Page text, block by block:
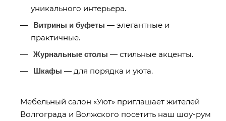
уникального интерьера.
Витрины и буфеты — элегантные и
практичные.
Журнальные столы — стильные акценты.
Шкафы — для порядка и уюта.
Мебельный салон «Уют» приглашает жителей
Волгограда и Волжского посетить наш шоу-рум